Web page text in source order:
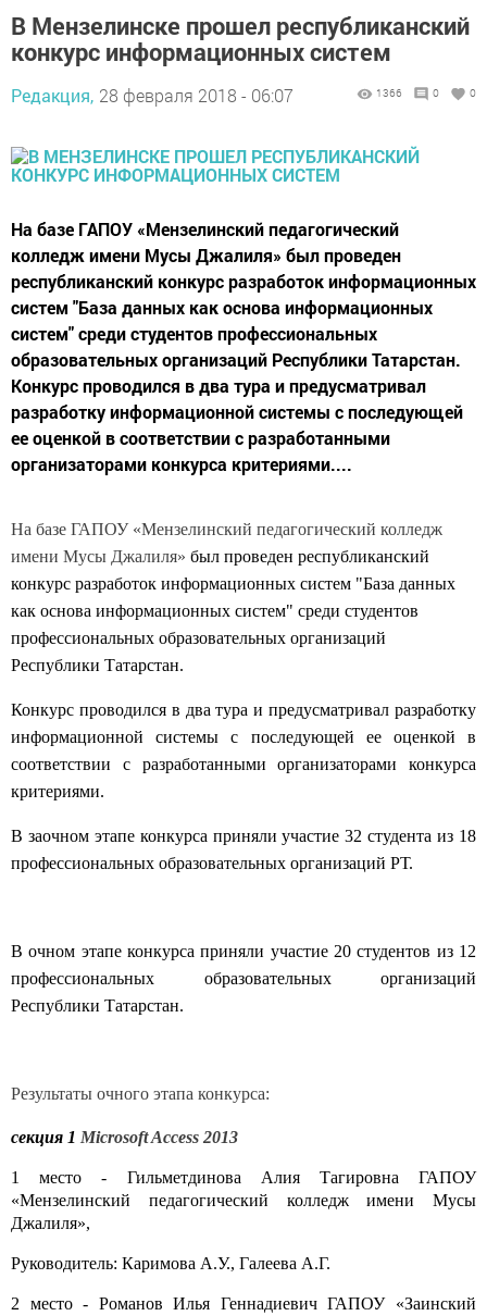
В Мензелинске прошел республиканский
конкурс информационных систем
Редакция, 28 февраля 2018 - 06:07 1366 0 0
На базе ГАПОУ «Мензелинский педагогический
колледж имени Мусы Джалиля» был проведен
республиканский конкурс разработок информационных
систем "База данных как основа информационных
систем" среди студентов профессиональных
образовательных организаций Республики Татарстан.
Конкурс проводился в два тура и предусматривал
разработку информационной системы с последующей
ее оценкой в соответствии с разработанными
организаторами конкурса критериями....
На базе ГАПОУ «Мензелинский педагогический колледж
имени Мусы Джалиля» был проведен республиканский
конкурс разработок информационных систем "База данных
как основа информационных систем" среди студентов
профессиональных образовательных организаций
Республики Татарстан.
Конкурс проводился в два тура и предусматривал разработку
информационной системы с последующей ее оценкой в
соответствии с разработанными организаторами конкурса
критериями.
В заочном этапе конкурса приняли участие 32 студента из 18
профессиональных образовательных организаций РТ.
В очном этапе конкурса приняли участие 20 студентов из 12
профессиональных образовательных организаций
Республики Татарстан.
Результаты очного этапа конкурса:
секция 1 Microsoft Access 2013
1 место - Гильметдинова Алия Тагировна ГАПОУ
«Мензелинский педагогический колледж имени Мусы
Джалиля»,
Руководитель: Каримова А.У., Галеева А.Г.
2 место - Романов Илья Геннадиевич ГАПОУ «Заинский